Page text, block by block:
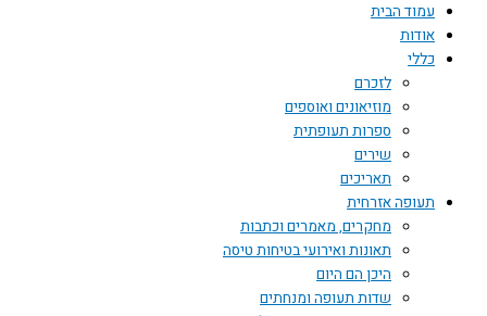
עמוד הבית
אודות
כללי
לזכרם
מוזיאונים ואוספים
ספרות תעופתית
שירים
תאריכים
תעופה אזרחית
מחקרים, מאמרים וכתבות
תאונות ואירועי בטיחות טיסה
היכן הם היום
שדות תעופה ומנחתים